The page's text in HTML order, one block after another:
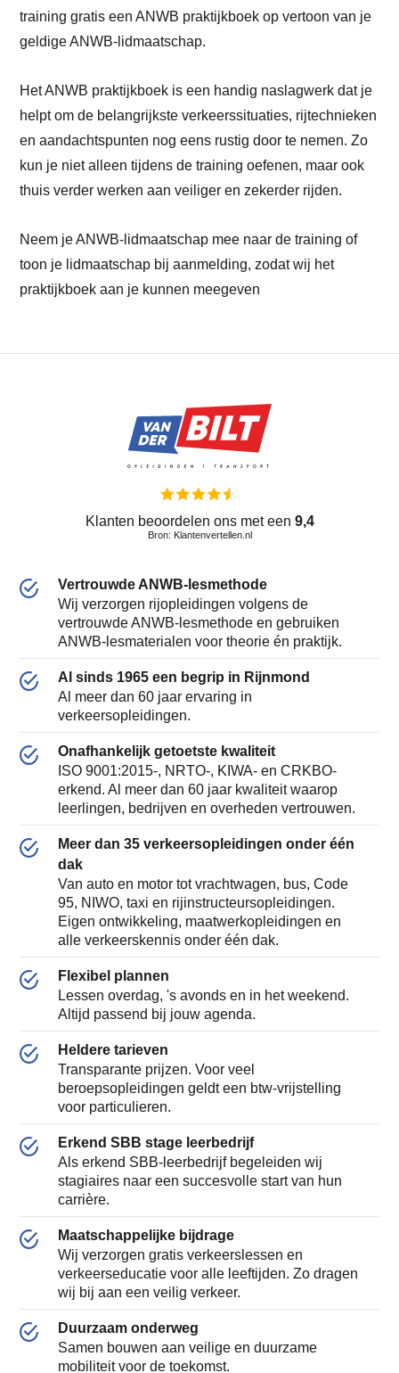
training gratis een ANWB praktijkboek op vertoon van je
geldige ANWB-lidmaatschap.
Het ANWB praktijkboek is een handig naslagwerk dat je
helpt om de belangrijkste verkeerssituaties, rijtechnieken
en aandachtspunten nog eens rustig door te nemen. Zo
kun je niet alleen tijdens de training oefenen, maar ook
thuis verder werken aan veiliger en zekerder rijden.
Neem je ANWB-lidmaatschap mee naar de training of
toon je lidmaatschap bij aanmelding, zodat wij het
praktijkboek aan je kunnen meegeven
Klanten beoordelen ons met een 9,4
Bron: Klantenvertellen.nl
Vertrouwde ANWB-lesmethode
Wij verzorgen rijopleidingen volgens de
vertrouwde ANWB-lesmethode en gebruiken
ANWB-lesmaterialen voor theorie én praktijk.
Al sinds 1965 een begrip in Rijnmond
Al meer dan 60 jaar ervaring in
verkeersopleidingen.
Onafhankelijk getoetste kwaliteit
ISO 9001:2015-, NRTO-, KIWA- en CRKBO-
erkend. Al meer dan 60 jaar kwaliteit waarop
leerlingen, bedrijven en overheden vertrouwen.
Meer dan 35 verkeersopleidingen onder één
dak
Van auto en motor tot vrachtwagen, bus, Code
95, NIWO, taxi en rijinstructeursopleidingen.
Eigen ontwikkeling, maatwerkopleidingen en
alle verkeerskennis onder één dak.
Flexibel plannen
Lessen overdag, 's avonds en in het weekend.
Altijd passend bij jouw agenda.
Heldere tarieven
Transparante prijzen. Voor veel
beroepsopleidingen geldt een btw-vrijstelling
voor particulieren.
Erkend SBB stage leerbedrijf
Als erkend SBB-leerbedrijf begeleiden wij
stagiaires naar een succesvolle start van hun
carrière.
Maatschappelijke bijdrage
Wij verzorgen gratis verkeerslessen en
verkeerseducatie voor alle leeftijden. Zo dragen
wij bij aan een veilig verkeer.
Duurzaam onderweg
Samen bouwen aan veilige en duurzame
mobiliteit voor de toekomst.